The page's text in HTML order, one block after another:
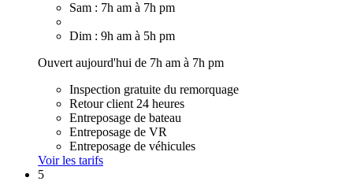
Sam : 7h am à 7h pm
Dim : 9h am à 5h pm
Ouvert aujourd'hui de 7h am à 7h pm
Inspection gratuite du remorquage
Retour client 24 heures
Entreposage de bateau
Entreposage de VR
Entreposage de véhicules
Voir les tarifs
5